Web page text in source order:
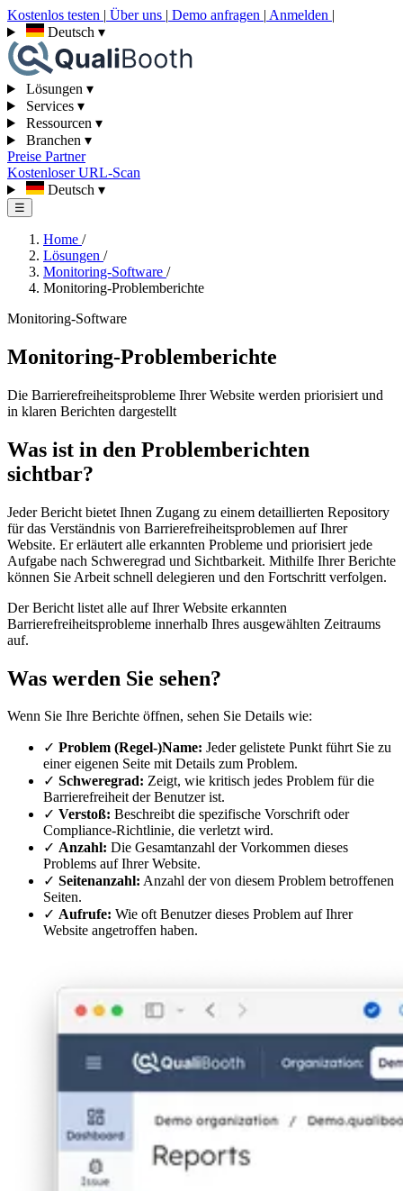
Kostenlos testen | Über uns | Demo anfragen | Anmelden |
Deutsch ▾
Lösungen ▾
Services ▾
Ressourcen ▾
Branchen ▾
Preise Partner
Kostenloser URL-Scan
Deutsch ▾
☰
Home /
Lösungen /
Monitoring-Software /
Monitoring-Problemberichte
Monitoring-Software
Monitoring-Problemberichte
Die Barrierefreiheitsprobleme Ihrer Website werden priorisiert und
in klaren Berichten dargestellt
Was ist in den Problemberichten
sichtbar?
Jeder Bericht bietet Ihnen Zugang zu einem detaillierten Repository
für das Verständnis von Barrierefreiheitsproblemen auf Ihrer
Website. Er erläutert alle erkannten Probleme und priorisiert jede
Aufgabe nach Schweregrad und Sichtbarkeit. Mithilfe Ihrer Berichte
können Sie Arbeit schnell delegieren und den Fortschritt verfolgen.
Der Bericht listet alle auf Ihrer Website erkannten
Barrierefreiheitsprobleme innerhalb Ihres ausgewählten Zeitraums
auf.
Was werden Sie sehen?
Wenn Sie Ihre Berichte öffnen, sehen Sie Details wie:
✓ Problem (Regel-)Name: Jeder gelistete Punkt führt Sie zu
einer eigenen Seite mit Details zum Problem.
✓ Schweregrad: Zeigt, wie kritisch jedes Problem für die
Barrierefreiheit der Benutzer ist.
✓ Verstoß: Beschreibt die spezifische Vorschrift oder
Compliance-Richtlinie, die verletzt wird.
✓ Anzahl: Die Gesamtanzahl der Vorkommen dieses
Problems auf Ihrer Website.
✓ Seitenanzahl: Anzahl der von diesem Problem betroffenen
Seiten.
✓ Aufrufe: Wie oft Benutzer dieses Problem auf Ihrer
Website angetroffen haben.